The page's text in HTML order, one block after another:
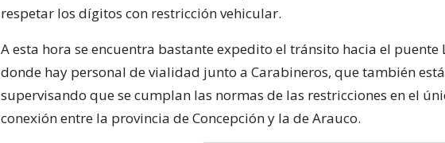
respetar los dígitos con restricción vehicular.
A esta hora se encuentra bastante expedito el tránsito hacia el puente
donde hay personal de vialidad junto a Carabineros, que también
supervisando que se cumplan las normas de las restricciones en el
conexión entre la provincia de Concepción y la de Arauco.